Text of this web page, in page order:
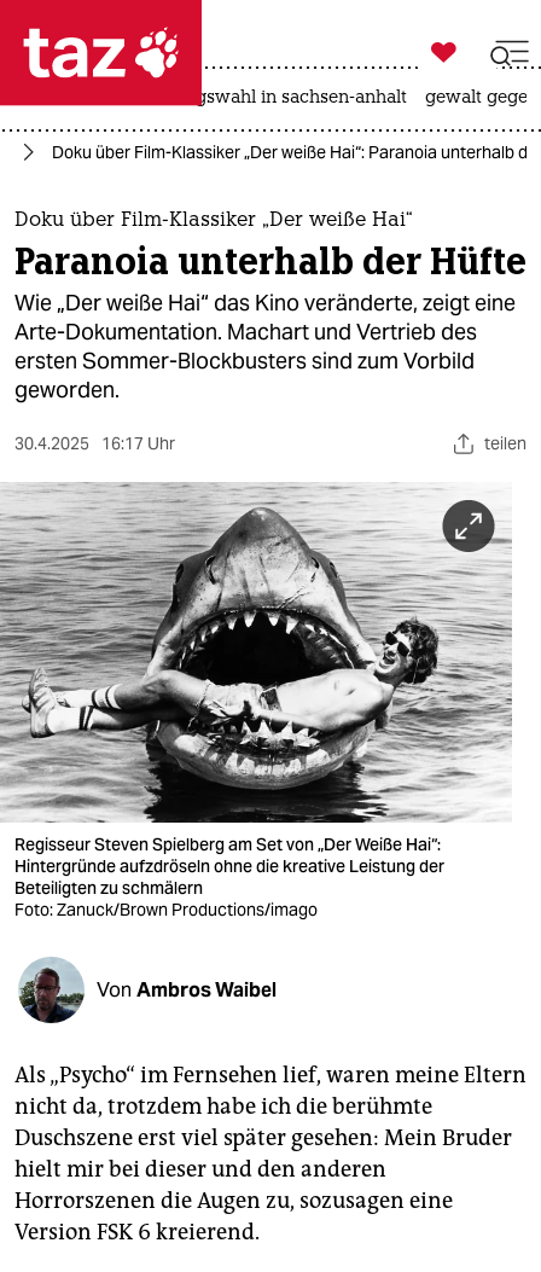
 taz zahl ich
taz zahl ich
themen
politik
öko
gesellschaft
kultur
sport
berlin
nord
wahrheit
verlag
verlag
veranstaltungen
shop
fragen & hilfe
abo
epaper login

taz zahl ich
landtagswahl in sachsen-anhalt gewalt
Doku über Film-Klassiker „Der weiße Hai“: Paranoia unterhalb
Doku über Film-Klassiker „Der weiße Hai“
Paranoia unterhalb der Hüfte
Wie „Der weiße Hai“ das Kino veränderte, zeigt eine
Arte-Dokumentation. Machart und Vertrieb des
ersten Sommer-Blockbusters sind zum Vorbild
geworden.
30.4.2025 16:17 Uhr teilen
Regisseur Steven Spielberg am Set von „Der Weiße Hai“:
Hintergründe aufzdröseln ohne die kreative Leistung der
Beteiligten zu schmälern
Foto: Zanuck/Brown Productions/imago
Von Ambros Waibel
Als „Psycho“ im Fernsehen lief, waren meine Eltern
nicht da, trotzdem habe ich die berühmte
Duschszene erst viel später gesehen: Mein Bruder
hielt mir bei dieser und den anderen
Horrorszenen die Augen zu, sozusagen eine
Version FSK 6 kreierend.